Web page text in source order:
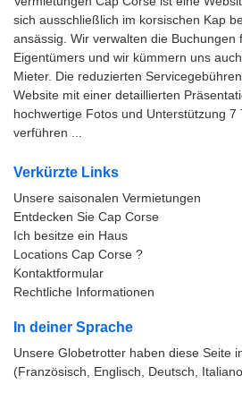
sich ausschließlich im korsischen Kap
ansässig. Wir verwalten die Buchungen
Eigentümers und wir kümmern uns
Mieter. Die reduzierten
Website mit einer detaillierten
hochwertige Fotos und Unterstützung 7
verführen ...
Verkürzte Links
Unsere saisonalen Vermietungen
Entdecken Sie Cap Corse
Ich besitze ein Haus
Locations Cap Corse ?
Kontaktformular
Rechtliche Informationen
In deiner Sprache
Unsere Globetrotter haben diese Seite
(Französisch, Englisch, Deutsch,